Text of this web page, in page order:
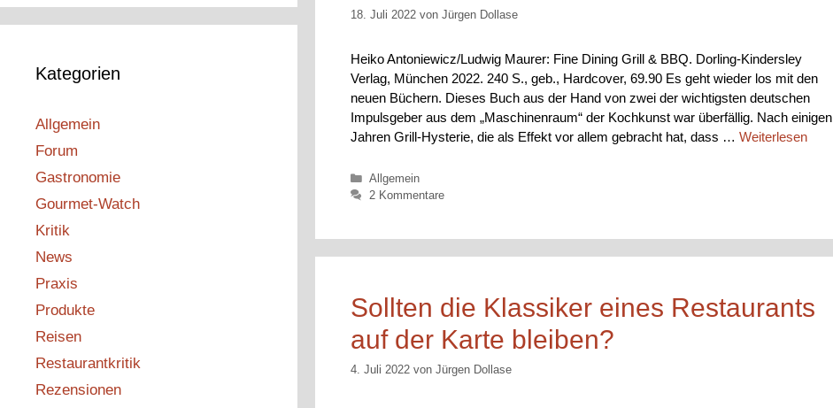
18. Juli 2022 von Jürgen Dollase
Heiko Antoniewicz/Ludwig Maurer: Fine Dining Grill & BBQ. Dorling-Kindersley
Verlag, München 2022. 240 S., geb., Hardcover, 69.90 Es geht wieder los mit den
neuen Büchern. Dieses Buch aus der Hand von zwei der wichtigsten deutschen
Impulsgeber aus dem „Maschinenraum“ der Kochkunst war überfällig. Nach einigen
Jahren Grill-Hysterie, die als Effekt vor allem gebracht hat, dass … Weiterlesen
Kategorien
Allgemein
2 Kommentare
Sollten die Klassiker eines Restaurants
auf der Karte bleiben?
4. Juli 2022 von Jürgen Dollase
Kategorien
Allgemein
Forum
Gastronomie
Gourmet-Watch
Kritik
News
Praxis
Produkte
Reisen
Restaurantkritik
Rezensionen